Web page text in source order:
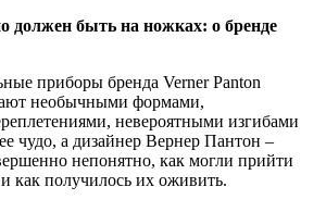
должен быть на ножках: о бренде
приборы бренда Verner Panton
необычными формами,
невероятными изгибами
чудо, а дизайнер Вернер Пантон –
непонятно, как могли прийти
как получилось их оживить.